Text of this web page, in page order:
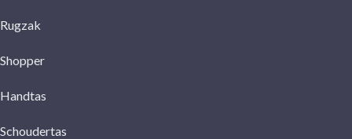
Rugzak
Shopper
Handtas
Schoudertas